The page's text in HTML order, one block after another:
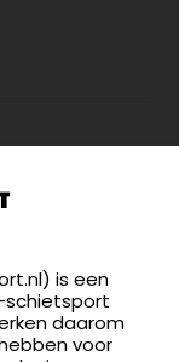
is een
schietsport
daarom
voor